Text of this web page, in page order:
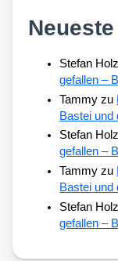
Stefan
gefallen –
Tammy zu
Bastei und
Stefan
gefallen –
Tammy zu
Bastei und
Stefan
gefallen –